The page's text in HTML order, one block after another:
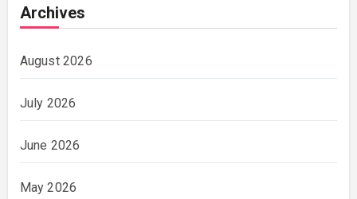
Archives
August 2026
July 2026
June 2026
May 2026